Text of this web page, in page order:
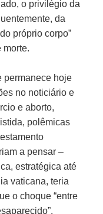
o privilégio da
da
próprio corpo”
morte.
permanece hoje
no noticiário e
e aborto,
polêmicas
a pensar –
estratégica até
vaticana, teria
o choque “entre